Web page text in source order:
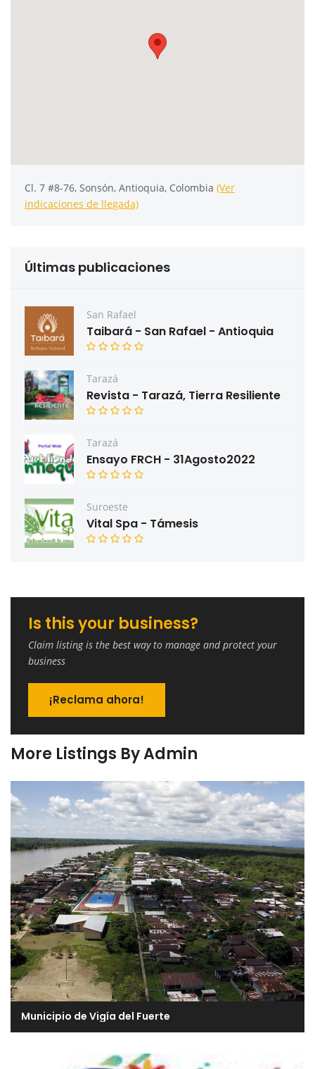
Cl. 7 #8-76, Sonsón, Antioquia, Colombia (Ver
indicaciones de llegada)
Últimas publicaciones
San Rafael
Taibará - San Rafael - Antioquia
Tarazá
Revista - Tarazá, Tierra Resiliente
Tarazá
Ensayo FRCH - 31Agosto2022
Suroeste
Vital Spa - Támesis
Is this your business?
Claim listing is the best way to manage and protect your
business
¡Reclama ahora!
More Listings By Admin
Municipio de Vigía del Fuerte